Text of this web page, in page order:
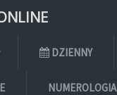
DZIENNY
NUMEROLOGIA